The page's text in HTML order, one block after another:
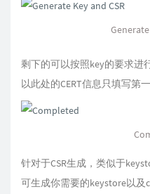
剩下的可以按照key的要求进
以此处的CERT信息只填写第
针对于CSR生成，类似于
可生成你需要的keystore以及